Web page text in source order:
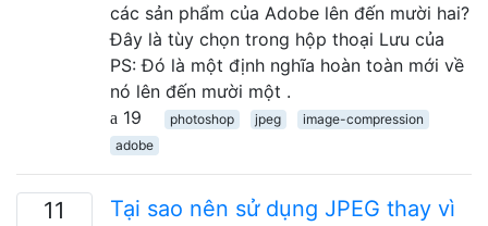
các sản phẩm của Adobe lên đến mười hai?
Đây là tùy chọn trong hộp thoại Lưu của
PS: Đó là một định nghĩa hoàn toàn mới về
nó lên đến mười một .
19
photoshop jpeg
image-compression
adobe
11
Tại sao nên sử dụng JPEG thay vì